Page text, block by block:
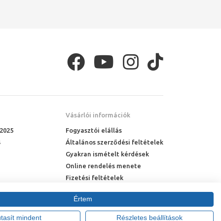
Vásárlói információk
Fogyasztói elállás
Általános szerződési feltételek
Gyakran ismételt kérdések
Online rendelés menete
Fizetési feltételek
Értem
mindent Részletes beállítások